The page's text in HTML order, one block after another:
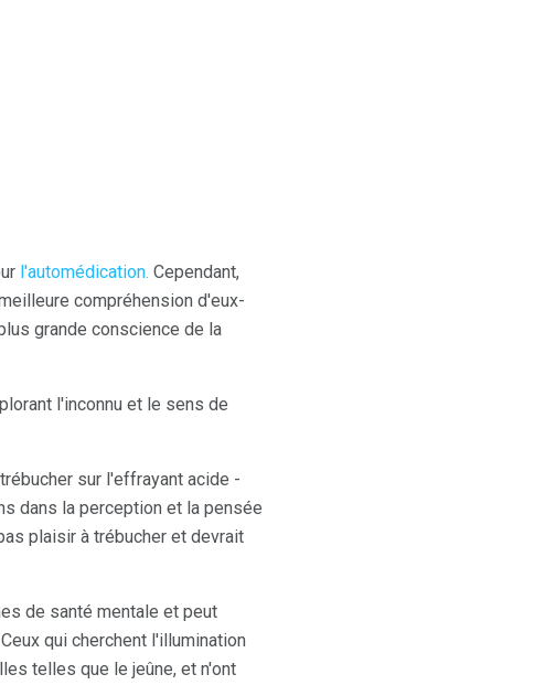
l'automédication. Cependant,
compréhension d'eux-
grande conscience de la
l'inconnu et le sens de
sur l'effrayant acide -
dans la perception et la pensée
plaisir à trébucher et devrait
de santé mentale et peut
qui cherchent l'illumination
telles que le jeûne, et n'ont